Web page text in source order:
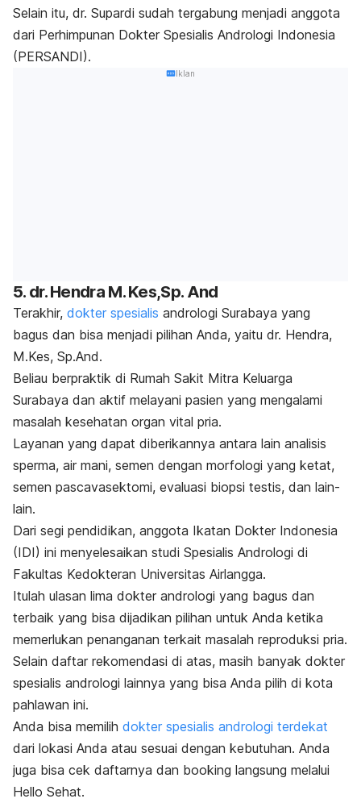
Selain itu, dr. Supardi sudah tergabung menjadi anggota
dari Perhimpunan Dokter Spesialis Andrologi Indonesia
(PERSANDI).
Iklan
5. dr. Hendra M. Kes,Sp. And
Terakhir, dokter spesialis andrologi Surabaya yang
bagus dan bisa menjadi pilihan Anda, yaitu dr. Hendra,
M.Kes, Sp.And.
Beliau berpraktik di Rumah Sakit Mitra Keluarga
Surabaya dan aktif melayani pasien yang mengalami
masalah kesehatan organ vital pria.
Layanan yang dapat diberikannya antara lain analisis
sperma, air mani, semen dengan morfologi yang ketat,
semen pascavasektomi, evaluasi biopsi testis, dan lain-
lain.
Dari segi pendidikan, anggota Ikatan Dokter Indonesia
(IDI) ini menyelesaikan studi Spesialis Andrologi di
Fakultas Kedokteran Universitas Airlangga.
Itulah ulasan lima dokter andrologi yang bagus dan
terbaik yang bisa dijadikan pilihan untuk Anda ketika
memerlukan penanganan terkait masalah reproduksi pria.
Selain daftar rekomendasi di atas, masih banyak dokter
spesialis andrologi lainnya yang bisa Anda pilih di kota
pahlawan ini.
Anda bisa memilih dokter spesialis andrologi terdekat
dari lokasi Anda atau sesuai dengan kebutuhan. Anda
juga bisa cek daftarnya dan booking langsung melalui
Hello Sehat.